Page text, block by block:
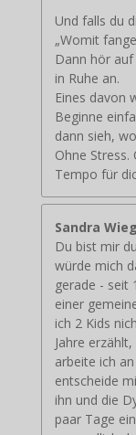
Und falls du
„Womit
Dann hör
in Ruhe an.
Eines davon
Beginne
dann sieh,
Ohne Stress.
Tempo für
Sandra
Du bist mir
würde mich
gerade - seit
einer
ich 2 Kids
Jahre
arbeite ich
entscheide
ihn und die
paar Tage